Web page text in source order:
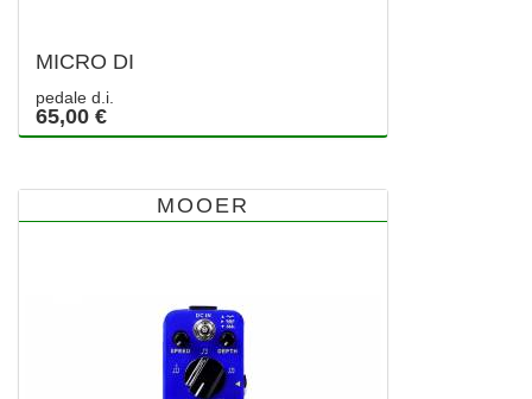
MICRO DI
pedale d.i.
65,00 €
MOOER